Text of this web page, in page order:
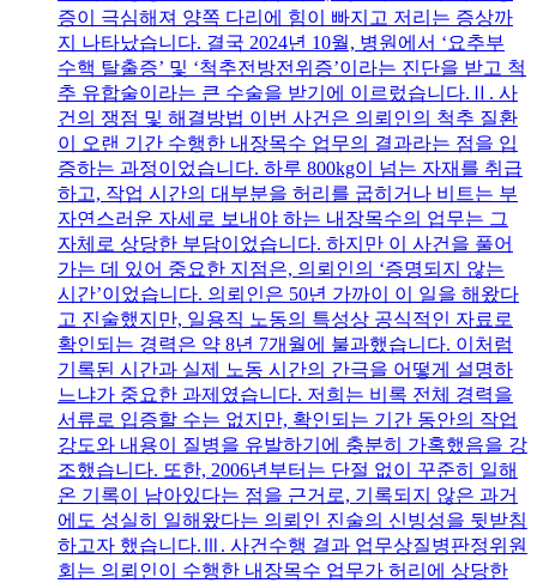
증이 극심해져 양쪽 다리에 힘이 빠지고 저리는 증상까
지 나타났습니다. 결국 2024년 10월, 병원에서 ‘요추부
수핵 탈출증’ 및 ‘척추전방전위증’이라는 진단을 받고 척
추 유합술이라는 큰 수술을 받기에 이르렀습니다.Ⅱ. 사
건의 쟁점 및 해결방법 이번 사건은 의뢰인의 척추 질환
이 오랜 기간 수행한 내장목수 업무의 결과라는 점을 입
증하는 과정이었습니다. 하루 800kg이 넘는 자재를 취급
하고, 작업 시간의 대부분을 허리를 굽히거나 비트는 부
자연스러운 자세로 보내야 하는 내장목수의 업무는 그
자체로 상당한 부담이었습니다. 하지만 이 사건을 풀어
가는 데 있어 중요한 지점은, 의뢰인의 ‘증명되지 않는
시간’이었습니다. 의뢰인은 50년 가까이 이 일을 해왔다
고 진술했지만, 일용직 노동의 특성상 공식적인 자료로
확인되는 경력은 약 8년 7개월에 불과했습니다. 이처럼
기록된 시간과 실제 노동 시간의 간극을 어떻게 설명하
느냐가 중요한 과제였습니다. 저희는 비록 전체 경력을
서류로 입증할 수는 없지만, 확인되는 기간 동안의 작업
강도와 내용이 질병을 유발하기에 충분히 가혹했음을 강
조했습니다. 또한, 2006년부터는 단절 없이 꾸준히 일해
온 기록이 남아있다는 점을 근거로, 기록되지 않은 과거
에도 성실히 일해왔다는 의뢰인 진술의 신빙성을 뒷받침
하고자 했습니다.Ⅲ. 사건수행 결과 업무상질병판정위원
회는 의뢰인이 수행한 내장목수 업무가 허리에 상당한